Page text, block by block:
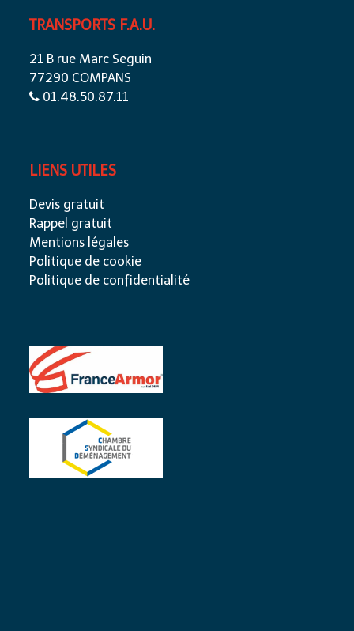
TRANSPORTS F.A.U.
21 B rue Marc Seguin
77290 COMPANS
01.48.50.87.11
LIENS UTILES
Devis gratuit
Rappel gratuit
Mentions légales
Politique de cookie
Politique de confidentialité